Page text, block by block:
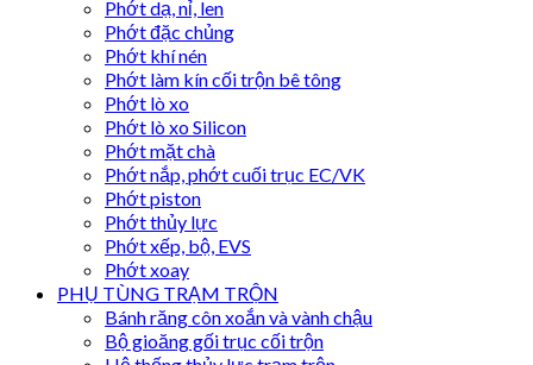
Phớt dạ, nỉ, len
Phớt đặc chủng
Phớt khí nén
Phớt làm kín cối trộn bê tông
Phớt lò xo
Phớt lò xo Silicon
Phớt mặt chà
Phớt nắp, phớt cuối trục EC/VK
Phớt piston
Phớt thủy lực
Phớt xếp, bộ, EVS
Phớt xoay
PHỤ TÙNG TRẠM TRỘN
Bánh răng côn xoắn và vành chậu
Bộ gioăng gối trục cối trộn